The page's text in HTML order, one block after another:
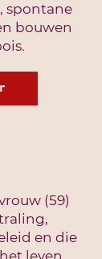
spontane
bouwen
(59)
en die
leven